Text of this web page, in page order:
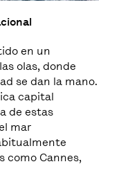
en un
olas, donde
se dan la mano.
capital
de estas
mar
como Cannes,